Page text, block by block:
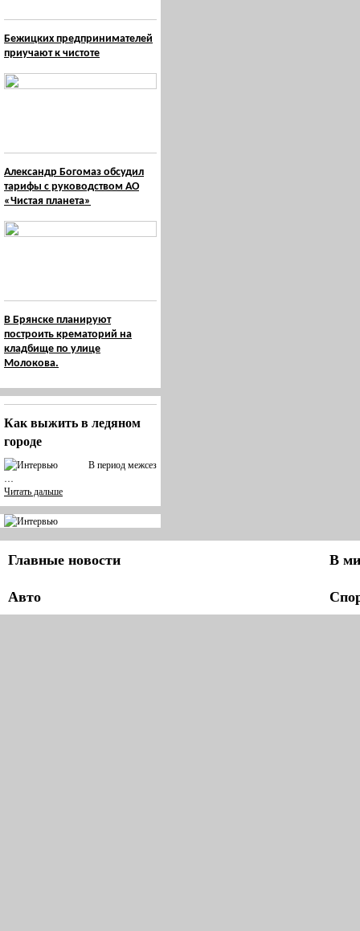
Бежицких предпринимателей
приучают к чистоте
Александр Богомаз обсудил
тарифы с руководством АО
«Чистая планета»
В Брянске планируют
построить крематорий на
кладбище по улице
Молокова.
Как выжить в ледяном
городе
В период межсез
…
Читать дальше
Главные новости
В
Авто